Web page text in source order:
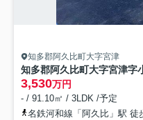
知多郡阿久比町大字宮津
3,530万円
- / 91.10㎡ / 3LDK /予定
名鉄河和線「阿久比」駅 徒